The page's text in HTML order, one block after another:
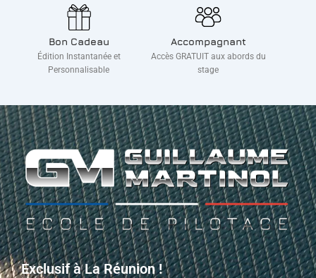
Bon Cadeau
Édition Instantanée et
Personnalisable
Accompagnant
Accès GRATUIT aux abords du
stage
Exclusif à La Réunion !